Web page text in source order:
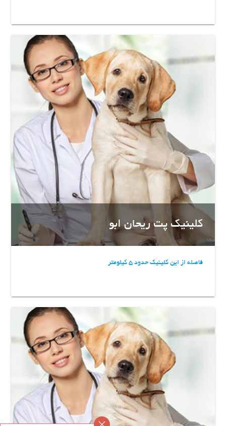
کلینیک پت ریحان ابو
فاصله از این کلینیک حدود 5 کیلومتر